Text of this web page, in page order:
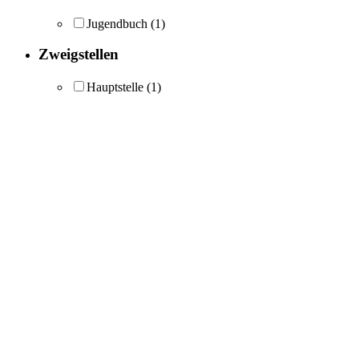
Jugendbuch (1)
Zweigstellen
Hauptstelle (1)